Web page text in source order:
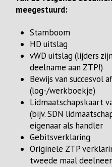
meegestuurd:
Stamboom
HD uitslag
vWD uitslag (lijders
deelname aan ZTP!)
Bewijs van succesvol
(log-/werkboekje)
Lidmaatschapskaart
(bijv. SDN
eigenaar als handler
Gebitsverklaring
Originele ZTP
tweede maal